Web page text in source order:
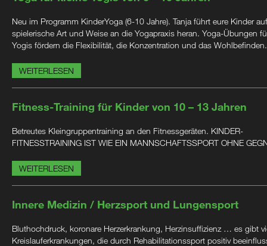
Neu im Programm KinderYoga (6-10 Jahre). Tanja führt eure Kinder auf
spielerische Art und Weise an die Yogapraxis heran. Yoga-Übungen
Yogis fördern die Flexibilität, die Konzentration und das Wohlbefinden.
WEITERLESEN
Fitness-Training für Kinder von 10 – 13 Jahren
Betreutes Kleingruppentraining an den Fitnessgeräten. KINDER-
FITNESSTRAINING IST WIE EIN MANNSCHAFTSSPORT OHNE
WEITERLESEN
Innere Medizin / Herzsport und Lungensport
Bluthochdruck, koronare Herzerkrankung, Herzinsuffizienz … es gibt
Kreislauferkrankungen, die durch Rehabilitationssport positiv